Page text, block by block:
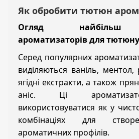
Як обробити тютюн
Огляд найбільш
ароматизаторів для тютюну
Серед популярних
виділяються ваніль, ментол,
ягідні екстракти, а також
аніс. Ці
використовуватися як у
комбінаціях для
ароматичних профілів.